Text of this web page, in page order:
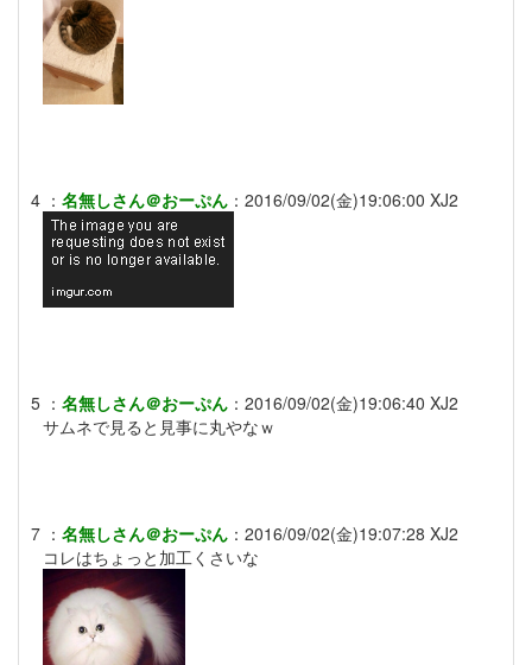
4 ： 名無しさん＠おーぷん ： 2016/09/02(金)19:06:00 XJ2
5 ： 名無しさん＠おーぷん ： 2016/09/02(金)19:06:40 XJ2
サムネで見ると見事に丸やなｗ
7 ： 名無しさん＠おーぷん ： 2016/09/02(金)19:07:28 XJ2
コレはちょっと加工くさいな